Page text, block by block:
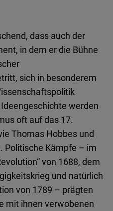
dass auch der
in dem er die Bühne
sich in besonderem
werden
oft auf das 17.
Thomas Hobbes und
Politische Kämpfe – im
von 1688, dem
und natürlich
von 1789 – prägten
mit ihnen verwobenen